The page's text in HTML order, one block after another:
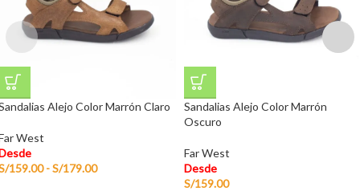
Alejo Color Marrón Claro
West
159.00 - S/179.00
Sandalias Alejo Color Marrón
Oscuro
Far West
Desde
S/159.00